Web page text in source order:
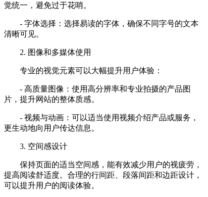
觉统一，避免过于花哨。
- 字体选择：选择易读的字体，确保不同字号的文本
清晰可见。
2. 图像和多媒体使用
专业的视觉元素可以大幅提升用户体验：
- 高质量图像：使用高分辨率和专业拍摄的产品图
片，提升网站的整体质感。
- 视频与动画：可以适当使用视频介绍产品或服务，
更生动地向用户传达信息。
3. 空间感设计
保持页面的适当空间感，能有效减少用户的视疲劳，
提高阅读舒适度。合理的行间距、段落间距和边距设计，
可以提升用户的阅读体验。